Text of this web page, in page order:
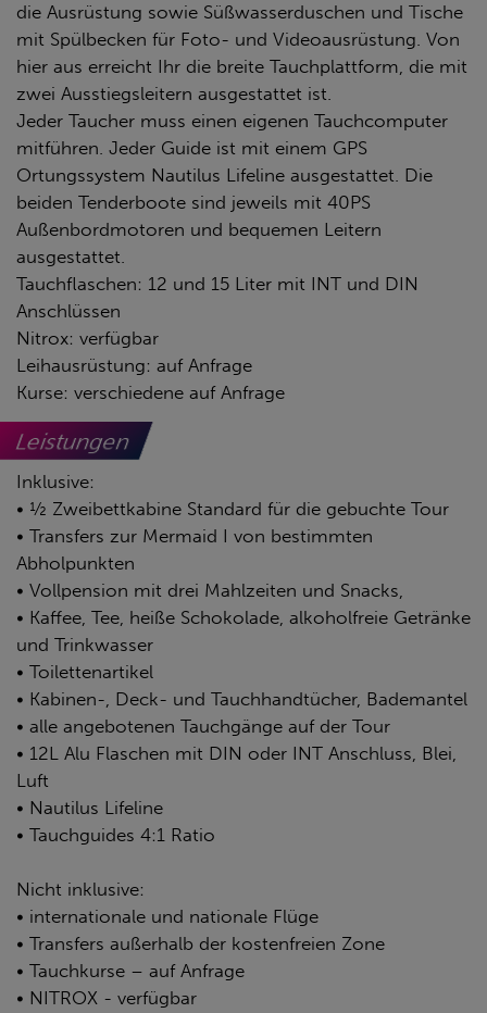
die Ausrüstung sowie Süßwasserduschen und Tische
mit Spülbecken für Foto- und Videoausrüstung. Von
hier aus erreicht Ihr die breite Tauchplattform, die mit
zwei Ausstiegsleitern ausgestattet ist.
Jeder Taucher muss einen eigenen Tauchcomputer
mitführen. Jeder Guide ist mit einem GPS
Ortungssystem Nautilus Lifeline ausgestattet. Die
beiden Tenderboote sind jeweils mit 40PS
Außenbordmotoren und bequemen Leitern
ausgestattet.
Tauchflaschen: 12 und 15 Liter mit INT und DIN
Anschlüssen
Nitrox: verfügbar
Leihausrüstung: auf Anfrage
Kurse: verschiedene auf Anfrage
Leistungen
Inklusive:
• ½ Zweibettkabine Standard für die gebuchte Tour
• Transfers zur Mermaid I von bestimmten
Abholpunkten
• Vollpension mit drei Mahlzeiten und Snacks,
• Kaffee, Tee, heiße Schokolade, alkoholfreie Getränke
und Trinkwasser
• Toilettenartikel
• Kabinen-, Deck- und Tauchhandtücher, Bademantel
• alle angebotenen Tauchgänge auf der Tour
• 12L Alu Flaschen mit DIN oder INT Anschluss, Blei,
Luft
• Nautilus Lifeline
• Tauchguides 4:1 Ratio
Nicht inklusive:
• internationale und nationale Flüge
• Transfers außerhalb der kostenfreien Zone
• Tauchkurse – auf Anfrage
• NITROX - verfügbar